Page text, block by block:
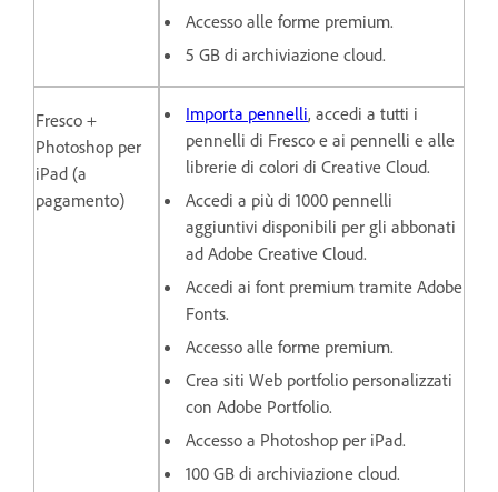
Accesso alle forme premium.
5 GB di archiviazione cloud.
Fresco +
Photoshop per
iPad (a
pagamento)
Importa pennelli, accedi a tutti i
pennelli di Fresco e ai pennelli e alle
librerie di colori di Creative Cloud.
Accedi a più di 1000 pennelli
aggiuntivi disponibili per gli abbonati
ad Adobe Creative Cloud.
Accedi ai font premium tramite Adobe
Fonts.
Accesso alle forme premium.
Crea siti Web portfolio personalizzati
con Adobe Portfolio.
Accesso a Photoshop per iPad.
100 GB di archiviazione cloud.